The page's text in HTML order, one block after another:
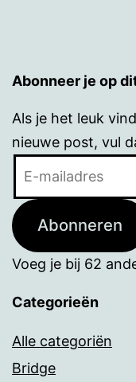
Abonneer je op
Als je het leuk
nieuwe post, vul
Abonneren
Voeg je bij 62
Categorieën
Alle categoriën
Bridge